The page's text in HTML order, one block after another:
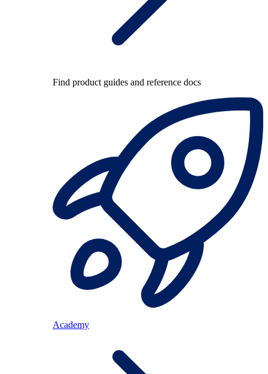
Find product guides and reference docs
Academy